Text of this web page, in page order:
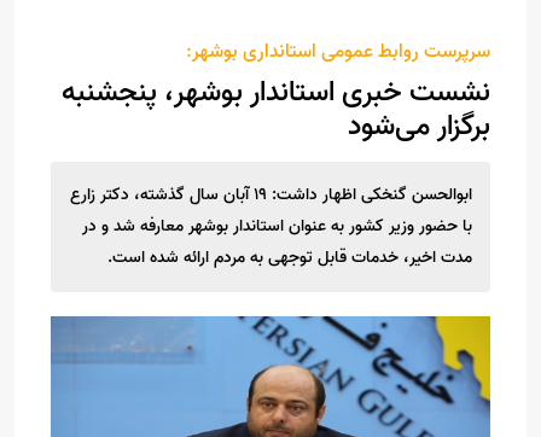
سرپرست روابط عمومی استانداری بوشهر:
نشست خبری استاندار بوشهر، پنجشنبه
برگزار می‌شود
ابوالحسن گنخکی اظهار داشت: ۱۹ آبان سال گذشته، دکتر زارع
با حضور وزیر کشور به عنوان استاندار بوشهر معارفه شد و‌ در
مدت اخیر، خدمات قابل توجهی به مردم ارائه شده است.